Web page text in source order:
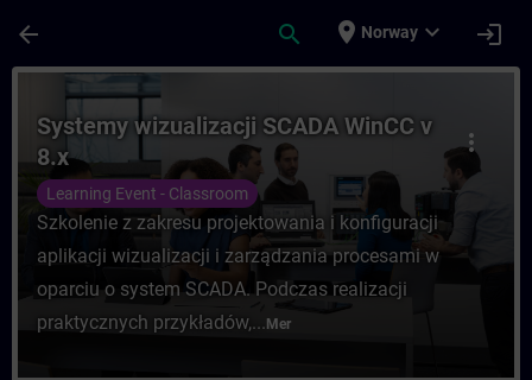
arrow_back search place Norway expand_more login
Kurs - Systemy wizualizacji SCADA
more_vert
Systemy wizualizacji SCADA WinCC v
8.x
Learning Event - Classroom
Szkolenie z zakresu projektowania i konfiguracji
aplikacji wizualizacji i zarządzania procesami w
oparciu o system SCADA. Podczas realizacji
praktycznych przykładów,... Mer